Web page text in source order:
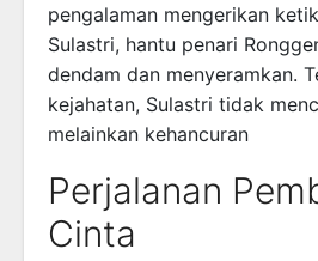
pengalaman mengerikan
Sulastri, hantu penari
dendam dan menyeramkan.
kejahatan, Sulastri tidak
melainkan kehancuran
Perjalanan
Cinta